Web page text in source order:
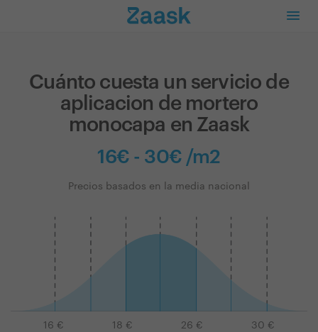
Cuánto cuesta un servicio de
aplicacion de mortero
monocapa en Zaask
16€ - 30€ /m2
Precios basados en la media nacional
16 € 18 € 26 € 30 €